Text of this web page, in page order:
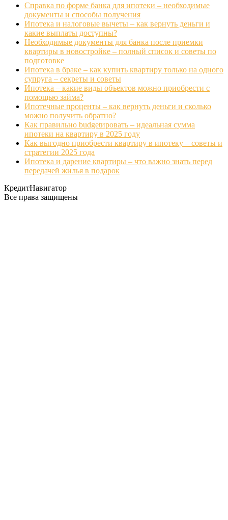
Справка по форме банка для ипотеки – необходимые
документы и способы получения
Ипотека и налоговые вычеты – как вернуть деньги и
какие выплаты доступны?
Необходимые документы для банка после приемки
квартиры в новостройке – полный список и советы по
подготовке
Ипотека в браке – как купить квартиру только на одного
супруга – секреты и советы
Ипотека – какие виды объектов можно приобрести с
помощью займа?
Ипотечные проценты – как вернуть деньги и сколько
можно получить обратно?
Как правильно budgetировать – идеальная сумма
ипотеки на квартиру в 2025 году
Как выгодно приобрести квартиру в ипотеку – советы и
стратегии 2025 года
Ипотека и дарение квартиры – что важно знать перед
передачей жилья в подарок
КредитНавигатор
Все права защищены